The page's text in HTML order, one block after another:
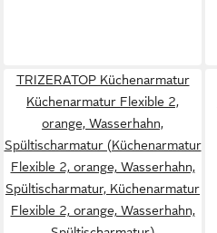
TRIZERATOP Küchenarmatur
Küchenarmatur Flexible 2,
orange, Wasserhahn,
Spültischarmatur (Küchenarmatur
Flexible 2, orange, Wasserhahn,
Spültischarmatur, Küchenarmatur
Flexible 2, orange, Wasserhahn,